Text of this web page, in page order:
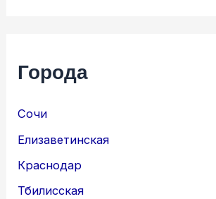
Города
Сочи
Елизаветинская
Краснодар
Тбилисская